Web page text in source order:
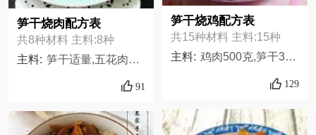
笋干烧肉配方表
共8种材料 主料:8种
主料: 笋干适量,五花肉300克,老抽少许,生抽适量,白糖适量,猪油适量,生姜少许,黄酒少许
91
笋干烧鸡配方表
共15种材料 主料:15种
主料: 鸡肉500克,笋干300克,盐适量,油适量,鸡精适量,香叶适量,三奈适量,香果1个,花椒适量,八角适量,姜适量,蒜适量,香菜适量,草果1个,自制辣椒酱适量,
129